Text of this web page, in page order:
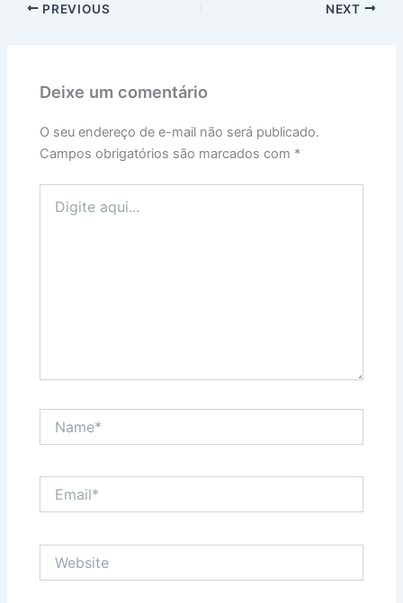
PREVIOUS NEXT
Deixe um comentário
O seu endereço de e-mail não será publicado.
Campos obrigatórios são marcados com *
aqui...